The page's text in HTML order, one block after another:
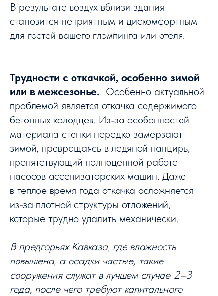
В результате воздух вблизи здания
становится неприятным и дискомфортным
для гостей вашего глэмпинга или отеля.
Трудности с откачкой, особенно зимой
или в межсезонье. Особенно актуальной
проблемой является откачка содержимого
бетонных колодцев. Из-за особенностей
материала стенки нередко замерзают
зимой, превращаясь в ледяной панцирь,
препятствующий полноценной работе
насосов ассенизаторских машин. Даже
в теплое время года откачка осложняется
из-за плотной структуры отложений,
которые трудно удалить механически.
В предгорьях Кавказа, где влажность
повышена, а осадки частые, такие
сооружения служат в лучшем случае 2–3
года, после чего требуют капитального